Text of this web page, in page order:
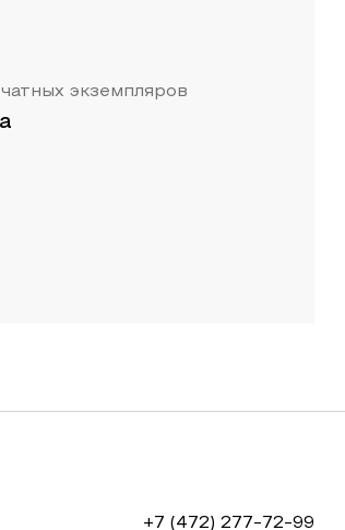
экземпляров
+7 (472) 277-72-99